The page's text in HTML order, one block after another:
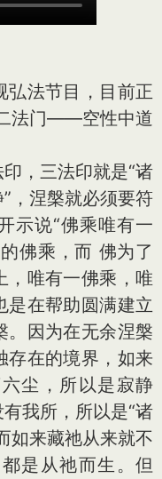
法节目，目前正
法门——空性中道
，三法印就是“诸
，涅槃就必须要符
示说“佛乘唯有一
佛乘，而 佛为了
，唯有一佛乘，唯
是在帮助圆满建立
。因为在无余涅槃
存在的境界，如来
尘，所以是寂静
我所，所以是“诸
如来藏祂从来就不
是从祂而生。但